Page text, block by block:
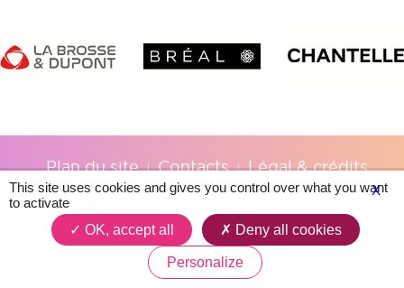
Plan du site Contacts Légal & crédits
X
This site uses cookies and gives you control over what you want
to activate
OK, accept all
Deny all cookies
Personalize